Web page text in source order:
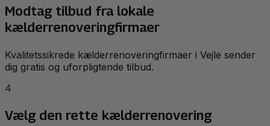
Modtag tilbud fra lokale
kælderrenoveringfirmaer
Kvalitetssikrede kælderrenoveringfirmaer i Vejle sender
dig gratis og uforpligtende tilbud.
4
Vælg den rette kælderrenovering